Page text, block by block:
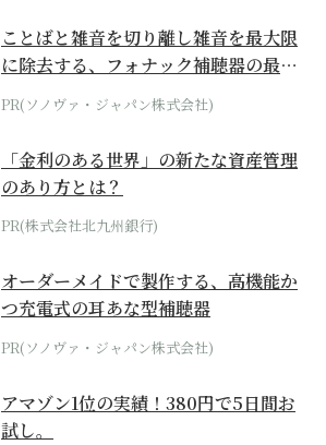
ことばと雑音を切り離し雑音を最大限
に除去する、フォナック補聴器の最上
位モデル
PR(ソノヴァ・ジャパン株式会社)
「金利のある世界」の新たな資産管理
のあり方とは？
PR(株式会社北九州銀行)
オーダーメイドで製作する、高機能か
つ充電式の耳あな型補聴器
PR(ソノヴァ・ジャパン株式会社)
アマゾン1位の実績！380円で5日間お
試し。